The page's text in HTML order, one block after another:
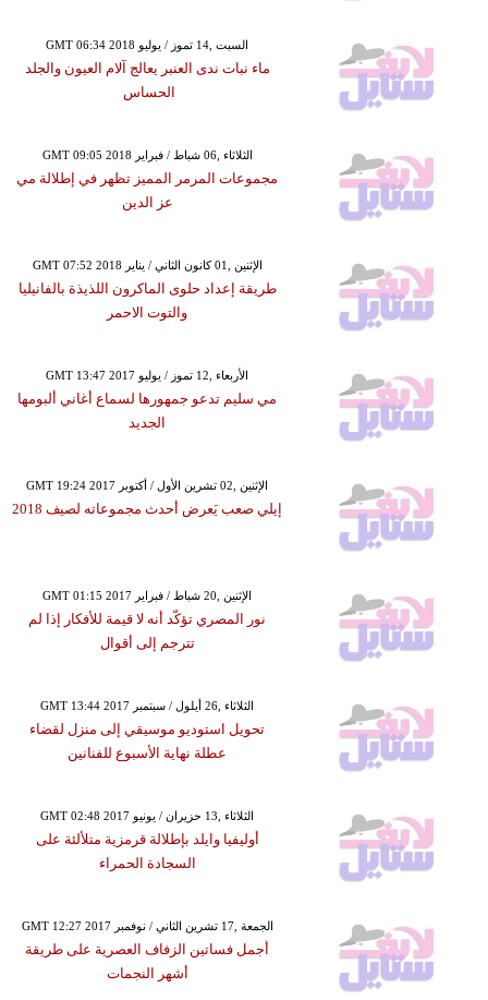
GMT 06:34 2018 السبت ,14 تموز / يوليو
ماء نبات ندى العنبر يعالج آلام العيون والجلد
الحساس
GMT 09:05 2018 الثلاثاء ,06 شباط / فبراير
مجموعات المرمر المميز تظهر في إطلالة مي
عز الدين
GMT 07:52 2018 الإثنين ,01 كانون الثاني / يناير
طريقة إعداد حلوى الماكرون اللذيذة بالفانيليا
والتوت الاحمر
GMT 13:47 2017 الأربعاء ,12 تموز / يوليو
مي سليم تدعو جمهورها لسماع أغاني ألبومها
الجديد
GMT 19:24 2017 الإثنين ,02 تشرين الأول / أكتوبر
إيلي صعب يَعرض أحدث مجموعاته لصيف 2018
GMT 01:15 2017 الإثنين ,20 شباط / فبراير
نور المصري تؤكّد أنه لا قيمة للأفكار إذا لم
تترجم إلى أقوال
GMT 13:44 2017 الثلاثاء ,26 أيلول / سبتمبر
تحويل استوديو موسيقي إلى منزل لقضاء
عطلة نهاية الأسبوع للفنانين
GMT 02:48 2017 الثلاثاء ,13 حزيران / يونيو
أوليفيا وايلد بإطلالة قرمزية متلألئة على
السجادة الحمراء
GMT 12:27 2017 الجمعة ,17 تشرين الثاني / نوفمبر
أجمل فساتين الزفاف العصرية على طريقة
أشهر النجمات